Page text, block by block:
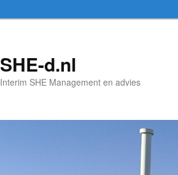
SHE-d.nl
Interim SHE Management en advies